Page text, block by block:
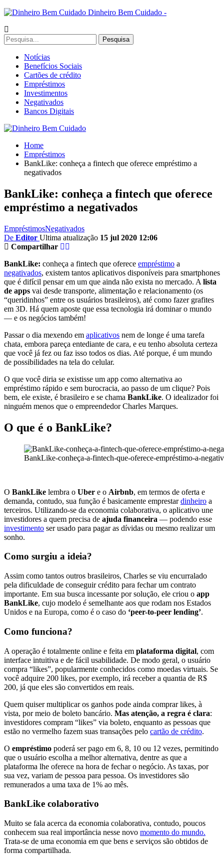
Dinheiro Bem Cuidado -
Notícias
Benefícios Sociais
Cartões de crédito
Empréstimos
Investimentos
Negativados
Bancos Digitais
Home
Empréstimos
BankLike: conheça a fintech que oferece empréstimo a
negativados
BankLike: conheça a fintech que oferece
empréstimo a negativados
EmpréstimosNegativados
De Editor Ultima atualização 15 jul 2020 12:06
Compartilhar
BankLike: conheça a fintech que oferece empréstimo a
negativados, existem tantos aplicativos disponíveis para smartphones
que é difícil pensar em um que ainda não exista no mercado. A lista
de apps vai desde transporte, alimentação e relacionamento (os
“queridinhos” entre os usuários brasileiros), até como fazer grafites
em 3D. Há quem aposte que essa tecnologia irá dominar o mundo
— e os negócios também!
Passar o dia mexendo em aplicativos nem de longe é uma tarefa
chata, embora pareça entediante de cara, e eu tenho absoluta certeza
que você já fez ou faz isso todos os dias. Até porque, é um mundo
de possibilidades na tela do celular.
O que você diria se existisse um app como alternativa ao
empréstimo rápido e sem burocracia, ao passo de um clique? Pois
bem, ele existe, é brasileiro e se chama BankLike. O idealizador foi
ninguém menos que o empreendedor Charles Marques.
O que é o BankLike?
BankLike-conheça-a-fintech-que-oferece-empréstimo-a-
O BankLike lembra o Uber e o Airbnb, em termos de oferta e
demanda, contudo, sua função é basicamente emprestardinheiro a
terceiros. Utilizando-se da economia colaborativa, o aplicativo une
investidores a quem precisa de ajuda financeira — podendo esse
investimento ser usado para pagar as dívidas ou mesmo realizar um
sonho.
Como surgiu a ideia?
Assim como tantos outros brasileiros, Charles se viu encurralado
pela dificuldade de conseguir crédito para fechar um contrato
importante. Em sua busca incessante por solução, ele criou o app
BankLike, cujo modelo é semelhante aos que rodam nos Estados
Unidos e na Europa, como é o caso do ‘peer-to-peer lending’.
Como funciona?
A operação é totalmente online e feita em plataforma digital, com
interface intuitiva e de fácil usabilidade. De modo geral, o usuário
compra “likes”, popularmente conhecidos como moedas virtuais. Se
você adquire 200 likes, por exemplo, irá receber a quantia de R$
200, já que eles são convertidos em reais.
Quem quiser multiplicar os ganhos pode ainda comprar likes, à
vista, por meio de boleto bancário. Mas atenção, a regra é clara:
investidores compram “likes” via boleto, enquanto as pessoas que
estão no vermelho fazem suas transações pelo cartão de crédito.
O empréstimo poderá ser pago em 6, 8, 10 ou 12 vezes, permitindo
que o usuário escolha a melhor alternativa, dentre as que a
plataforma lhe oferece na hora de fechar o negócio. As taxas, por
sua vez, variam de pessoa para pessoa. Os investidores são
remunerados a uma taxa de 1% ao mês.
BankLike colaborativo
Muito se fala acerca da economia colaborativa, contudo, poucos
conhecem sua real importância nesse novo momento do mundo.
Trata-se de uma economia em que bens e serviços são obtidos de
forma compartilhada.